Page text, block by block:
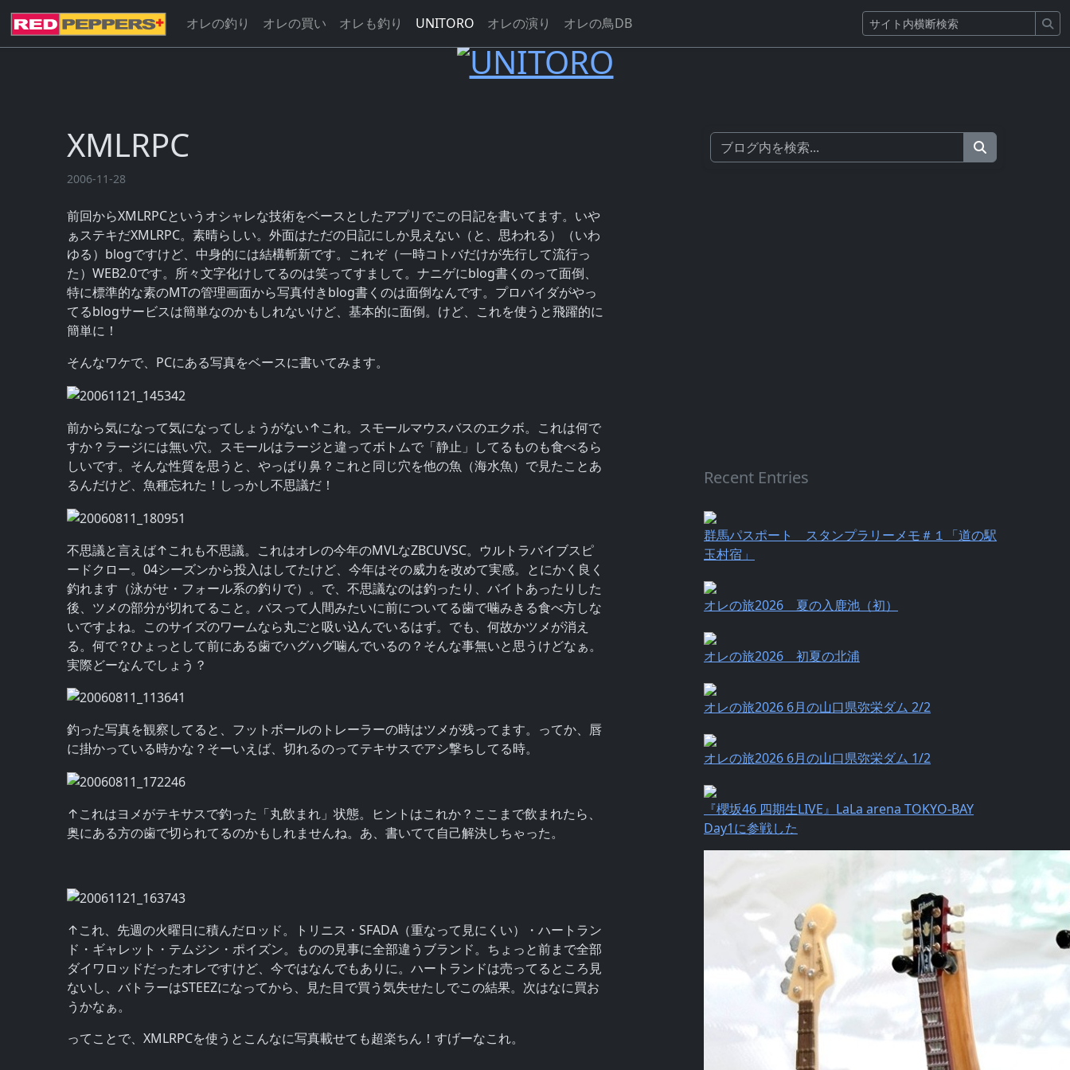
オレの釣り オレの買い オレも釣り UNITORO オレの演り オレの鳥DB
XMLRPC
2006-11-28
前回からXMLRPCというオシャレな技術をベースとしたアプリでこの日記を書いてます。いや
ぁステキだXMLRPC。素晴らしい。外面はただの日記にしか見えない（と、思われる）（いわ
ゆる）blogですけど、中身的には結構斬新です。これぞ（一時コトバだけが先行して流行っ
た）WEB2.0です。所々文字化けしてるのは笑ってすまして。ナニゲにblog書くのって面倒、
特に標準的な素のMTの管理画面から写真付きblog書くのは面倒なんです。プロバイダがやっ
てるblogサービスは簡単なのかもしれないけど、基本的に面倒。けど、これを使うと飛躍的に
簡単に！
そんなワケで、PCにある写真をベースに書いてみます。
前から気になって気になってしょうがない↑これ。スモールマウスバスのエクボ。これは何で
すか？ラージには無い穴。スモールはラージと違ってボトムで「静止」してるものも食べるら
しいです。そんな性質を思うと、やっぱり鼻？これと同じ穴を他の魚（海水魚）で見たことあ
るんだけど、魚種忘れた！しっかし不思議だ！
不思議と言えば↑これも不思議。これはオレの今年のMVLなZBCUVSC。ウルトラバイブスピ
ードクロー。04シーズンから投入はしてたけど、今年はその威力を改めて実感。とにかく良く
釣れます（泳がせ・フォール系の釣りで）。で、不思議なのは釣ったり、バイトあったりした
後、ツメの部分が切れてること。バスって人間みたいに前についてる歯で噛みきる食べ方しな
いですよね。このサイズのワームなら丸ごと吸い込んでいるはず。でも、何故かツメが消え
る。何で？ひょっとして前にある歯でハグハグ噛んでいるの？そんな事無いと思うけどなぁ。
実際どーなんでしょう？
釣った写真を観察してると、フットボールのトレーラーの時はツメが残ってます。ってか、唇
に掛かっている時かな？そーいえば、切れるのってテキサスでアシ撃ちしてる時。
↑これはヨメがテキサスで釣った「丸飲まれ」状態。ヒントはこれか？ここまで飲まれたら、
奥にある方の歯で切られてるのかもしれませんね。あ、書いてて自己解決しちゃった。
↑これ、先週の火曜日に積んだロッド。トリニス・SFADA（重なって見にくい）・ハートラン
ド・ギャレット・テムジン・ポイズン。ものの見事に全部違うブランド。ちょっと前まで全部
ダイワロッドだったオレですけど、今ではなんでもありに。ハートランドは売ってるところ見
ないし、バトラーはSTEEZになってから、見た目で買う気失せたしでこの結果。次はなに買お
うかなぁ。
ってことで、XMLRPCを使うとこんなに写真載せても超楽ちん！すげーなこれ。
Recent Entries
群馬パスポート スタンプラリーメモ＃１「道の駅
玉村宿」
オレの旅2026 夏の入鹿池（初）
オレの旅2026 初夏の北浦
オレの旅2026 6月の山口県弥栄ダム 2/2
オレの旅2026 6月の山口県弥栄ダム 1/2
『櫻坂46 四期生LIVE』LaLa arena TOKYO-BAY
Day1に参戦した